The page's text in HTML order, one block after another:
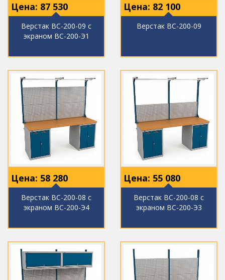
Цена: 87 530
Верстак ВС-200-09 с
экраном ВС-200-Э1
Цена: 82 100
Верстак ВС-200-09
Цена: 58 280
Верстак ВС-200-08 с
экраном ВС-200-Э4
Цена: 55 080
Верстак ВС-200-08 с
экраном ВС-200-Э3